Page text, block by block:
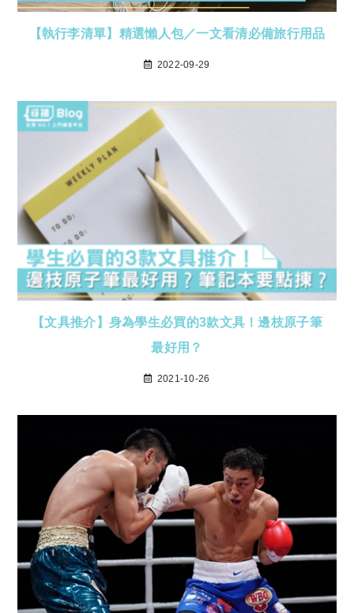
【執行李清單】精選懶人包／一文看清必備旅行用品
2022-09-29
【文具推介】身為學生必買的3款文具！邊枝原子筆
最好用？
2021-10-26